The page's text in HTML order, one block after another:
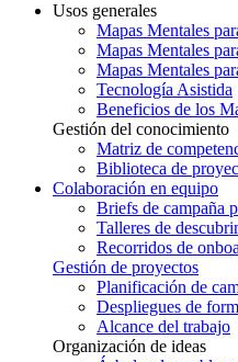
Usos generales
Mapas Mentales
Mapas Mentales
Mapas Mentales
Tecnología Asistida
Beneficios de los
Gestión del conocimiento
Matriz de
Biblioteca de
Colaboración en equipo
Briefs de campaña
Talleres de
Recorridos de
Gestión de proyectos
Planificación de
Despliegues de
Alcance del trabajo
Organización de ideas